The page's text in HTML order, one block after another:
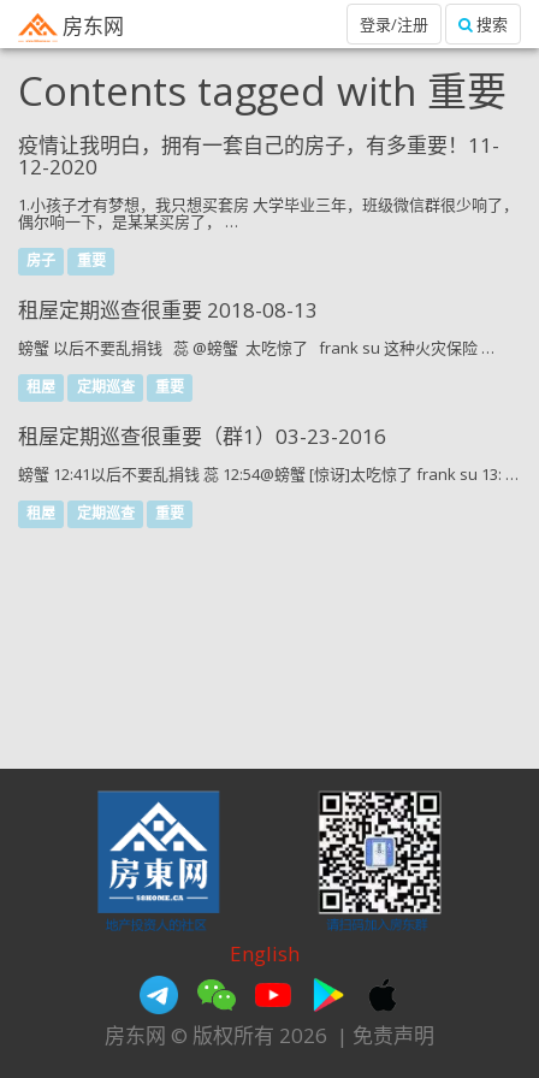
房东网 搜索
登录/注册
Contents tagged with 重要
疫情让我明白，拥有一套自己的房子，有多重要！11-
12-2020
1.小孩子才有梦想，我只想买套房 大学毕业三年，班级微信群很少响了，
偶尔响一下，是某某买房了， …
房子 重要
租屋定期巡查很重要 2018-08-13
螃蟹 以后不要乱捐钱 蕊 @螃蟹 太吃惊了 frank su 这种火灾保险 …
租屋 定期巡查 重要
租屋定期巡查很重要（群1）03-23-2016
螃蟹 12:41以后不要乱捐钱 蕊 12:54@螃蟹 [惊讶]太吃惊了 frank su 13: …
租屋 定期巡查 重要
English
房东网 © 版权所有 2026 | 免责声明